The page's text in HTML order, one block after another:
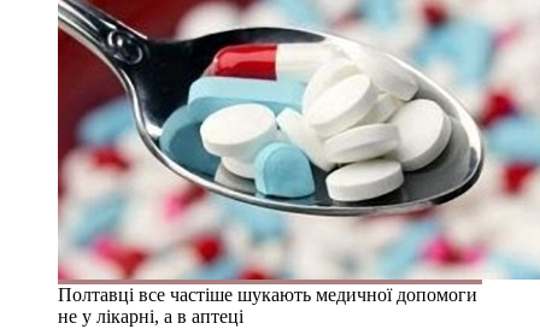
Полтавці все частіше шукають медичної допомоги
не у лікарні, а в аптеці